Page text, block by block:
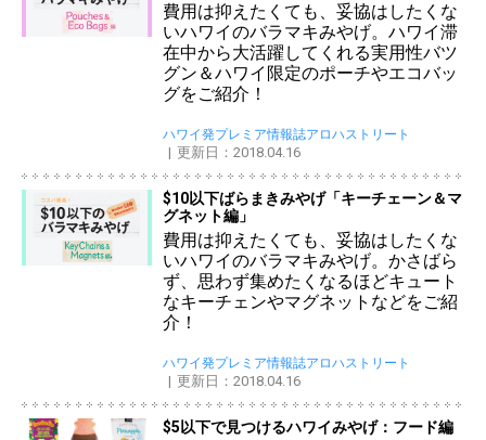
費用は抑えたくても、妥協はしたくな
いハワイのバラマキみやげ。ハワイ滞
在中から大活躍してくれる実用性バツ
グン＆ハワイ限定のポーチやエコバッ
グをご紹介！
ハワイ発プレミア情報誌アロハストリート
更新日：2018.04.16
$10以下ばらまきみやげ「キーチェーン＆マ
グネット編」
費用は抑えたくても、妥協はしたくな
いハワイのバラマキみやげ。かさばら
ず、思わず集めたくなるほどキュート
なキーチェンやマグネットなどをご紹
介！
ハワイ発プレミア情報誌アロハストリート
更新日：2018.04.16
$5以下で見つけるハワイみやげ：フード編